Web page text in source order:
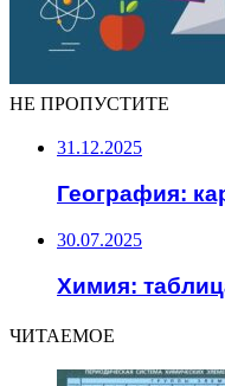
НЕ ПРОПУСТИТЕ
31.12.2025
География:
30.07.2025
Химия:
ЧИТАЕМОЕ